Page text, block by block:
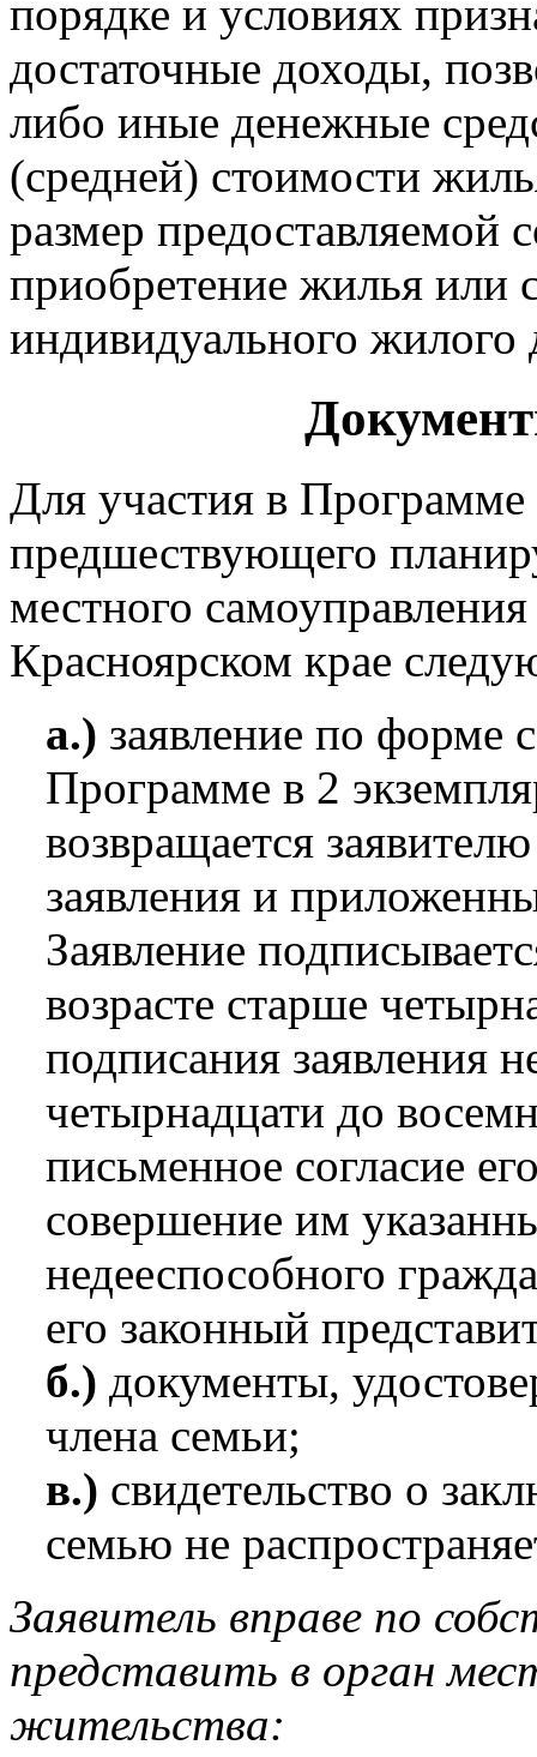
порядке и условиях
достаточные доходы,
либо иные денежные
(средней) стоимости
размер предоставляемой
приобретение жилья или
индивидуального жилого
Для участия в
предшествующего
местного
Красноярском крае
а.) заявление по форме
Программе в 2
возвращается
заявления и
Заявление
возрасте старше
подписания заявления
четырнадцати до
письменное согласие
совершение им
недееспособного
его законный
б.) документы,
члена семьи;
в.) свидетельство о
семью не
Заявитель вправе по
представить в орган
жительства: